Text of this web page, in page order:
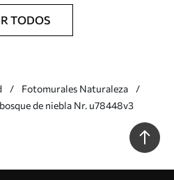
TODOS
Fotomurales Naturaleza
de niebla Nr. u78448v3